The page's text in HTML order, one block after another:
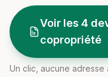
Voir les 4
copropriété
Un clic, aucune adresse